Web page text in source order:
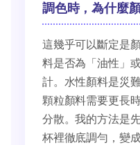
調色時，為什麼
這幾乎可以斷定是
料是否為「油性」
計。水性顏料是災
顆粒顏料需要更長
分散。我的方法是
杯裡徹底調勻，變